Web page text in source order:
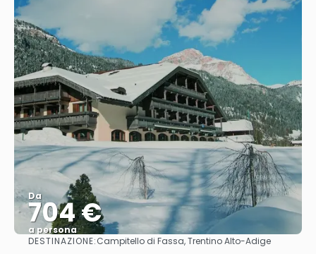
Da
704 €
a persona
Vedere
DESTINAZIONE:Campitello di Fassa, Trentino Alto-Adige